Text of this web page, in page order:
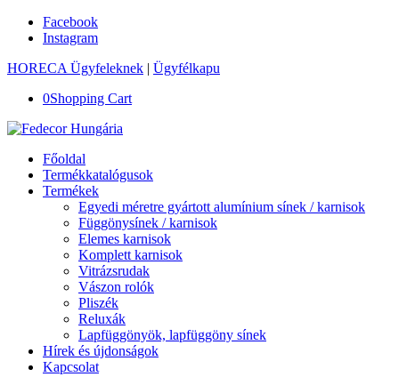
Facebook
Instagram
HORECA Ügyfeleknek | Ügyfélkapu
0Shopping Cart
Főoldal
Termékkatalógusok
Termékek
Egyedi méretre gyártott alumínium sínek / karnisok
Függönysínek / karnisok
Elemes karnisok
Komplett karnisok
Vitrázsrudak
Vászon rolók
Pliszék
Reluxák
Lapfüggönyök, lapfüggöny sínek
Hírek és újdonságok
Kapcsolat